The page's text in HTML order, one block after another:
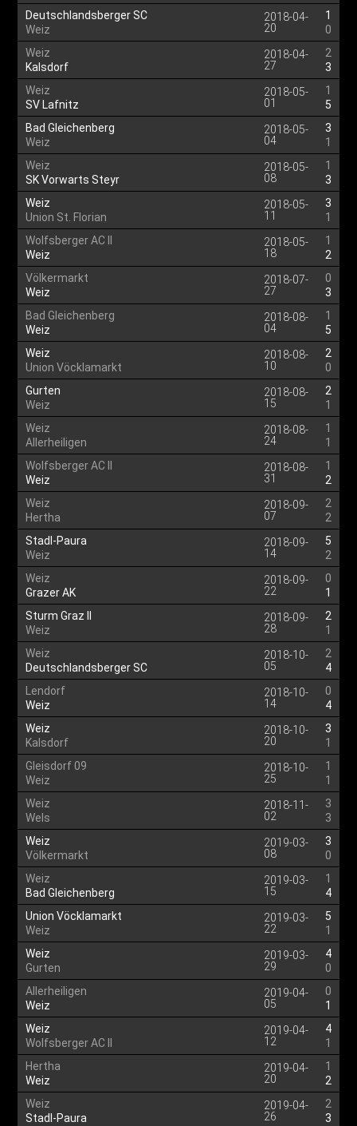
Deutschlandsberger SC
Weiz
2018-04-
20
1
0
Weiz
Kalsdorf
2018-04-
27
2
3
Weiz
SV Lafnitz
2018-05-
01
1
5
Bad Gleichenberg
Weiz
2018-05-
04
3
1
Weiz
SK Vorwarts Steyr
2018-05-
08
1
3
Weiz
Union St. Florian
2018-05-
11
3
1
Wolfsberger AC II
Weiz
2018-05-
18
1
2
Völkermarkt
Weiz
2018-07-
27
0
3
Bad Gleichenberg
Weiz
2018-08-
04
1
5
Weiz
Union Vöcklamarkt
2018-08-
10
2
0
Gurten
Weiz
2018-08-
15
2
1
Weiz
Allerheiligen
2018-08-
24
1
1
Wolfsberger AC II
Weiz
2018-08-
31
1
2
Weiz
Hertha
2018-09-
07
2
2
Stadl-Paura
Weiz
2018-09-
14
5
2
Weiz
Grazer AK
2018-09-
22
0
1
Sturm Graz II
Weiz
2018-09-
28
2
1
Weiz
Deutschlandsberger SC
2018-10-
05
2
4
Lendorf
Weiz
2018-10-
14
0
4
Weiz
Kalsdorf
2018-10-
20
3
1
Gleisdorf 09
Weiz
2018-10-
25
1
1
Weiz
Wels
2018-11-
02
3
3
Weiz
Völkermarkt
2019-03-
08
3
0
Weiz
Bad Gleichenberg
2019-03-
15
1
4
Union Vöcklamarkt
Weiz
2019-03-
22
5
1
Weiz
Gurten
2019-03-
29
4
0
Allerheiligen
Weiz
2019-04-
05
0
1
Weiz
Wolfsberger AC II
2019-04-
12
4
1
Hertha
Weiz
2019-04-
20
1
2
Weiz
Stadl-Paura
2019-04-
26
2
3